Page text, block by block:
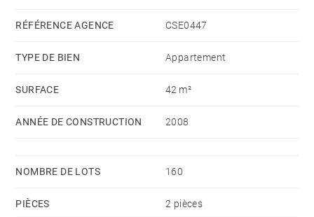
RÉFÉRENCE AGENCE CSE0447
TYPE DE BIEN Appartement
SURFACE 42 m²
ANNÉE DE CONSTRUCTION 2008
NOMBRE DE LOTS 160
PIÈCES 2 pièces